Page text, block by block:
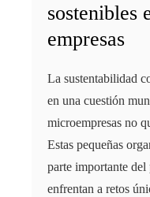
sostenibles
empresas
​La sustentabilidad
en una cuestión
microempresas no
Estas pequeñas
parte importante del
enfrentan a retos